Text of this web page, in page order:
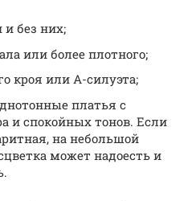
и без них;
или более плотного;
кроя или А-силуэта;
платья с
и спокойных тонов. Если
на небольшой
может надоесть и